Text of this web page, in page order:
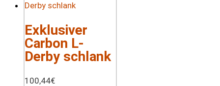
Exklusiver
Carbon L-
Derby schlank
100,44€